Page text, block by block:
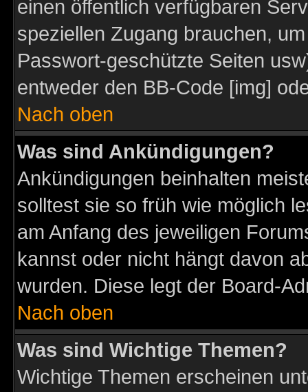
einen öffentlich verfügbaren
speziellen Zugang brauchen,
Passwort-geschützte Seiten
entweder den BB-Code [img]
Nach oben
Was sind Ankündigungen?
Ankündigungen beinhalten
solltest sie so früh wie möglich
am Anfang des jeweiligen
kannst oder nicht hängt davon
wurden. Diese legt der Board-
Nach oben
Was sind Wichtige Themen?
Wichtige Themen erscheinen